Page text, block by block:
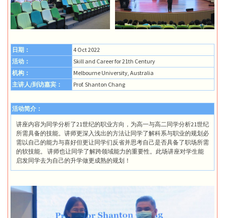
日期：
4 Oct 2022
活动：
Skill and Career for 21th Century
机构：
Melbourne University, Australia
主讲人/到访嘉宾：
Prof. Shanton Chang
活动简介：
讲座内容为同学分析了21世纪的职业方向，为高一与高二同学分析21世纪
所需具备的技能。讲师更深入浅出的方法让同学了解科系与职业的规划必
需以自己的能力与喜好但更让同学们反省并思考自己是否具备了职场所需
的软技能。 讲师也让同学了解跨领域能力的重要性。此场讲座对学生能
启发同学去为自己的升学做更成熟的规划！